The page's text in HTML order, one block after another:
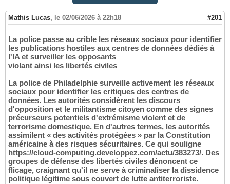
Mathis Lucas, le 02/06/2026 à 22h18 #201
La police passe au crible les réseaux sociaux pour identifier
les publications hostiles aux centres de données dédiés à
l'IA et surveiller les opposants
violant ainsi les libertés civiles
La police de Philadelphie surveille activement les réseaux
sociaux pour identifier les critiques des centres de
données. Les autorités considèrent les discours
d'opposition et le militantisme citoyen comme des signes
précurseurs potentiels d'extrémisme violent et de
terrorisme domestique. En d'autres termes, les autorités
assimilent « des activités protégées » par la Constitution
américaine à des risques sécuritaires. Ce qui souligne
https://cloud-computing.developpez.com/actu/383273/. Des
groupes de défense des libertés civiles dénoncent ce
flicage, craignant qu'il ne serve à criminaliser la dissidence
politique légitime sous couvert de lutte antiterroriste.